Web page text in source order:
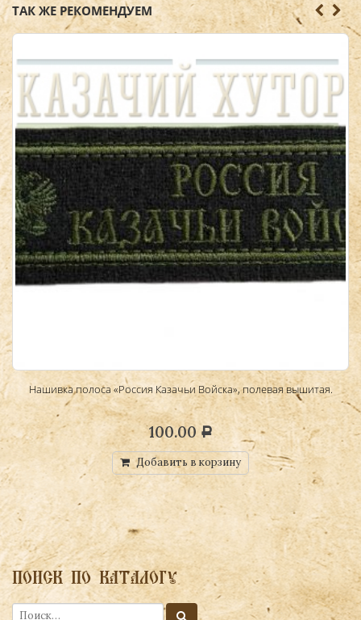
ТАК ЖЕ РЕКОМЕНДУЕМ
Нашивка полоса «Россия Казачьи Войска», полевая вышитая.
100.00 Р
Добавить в корзину
ПОИСК ПО КАТАЛОГУ